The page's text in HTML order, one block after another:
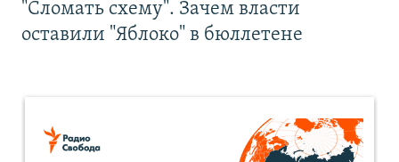
"Сломать схему". Зачем власти
оставили "Яблоко" в бюллетене